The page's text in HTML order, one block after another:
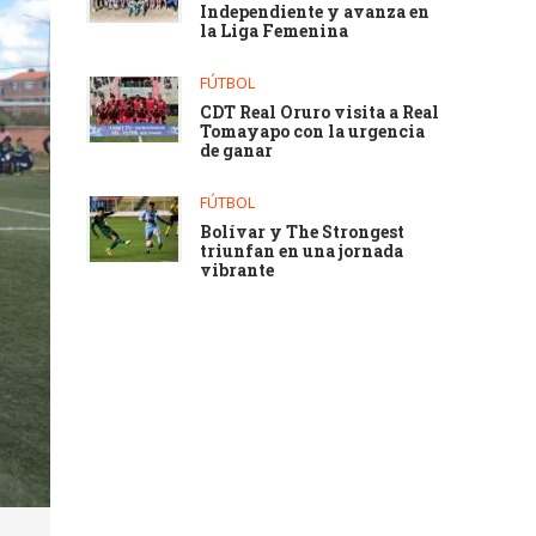
Independiente y avanza en
la Liga Femenina
FÚTBOL
CDT Real Oruro visita a Real
Tomayapo con la urgencia
de ganar
FÚTBOL
Bolívar y The Strongest
triunfan en una jornada
vibrante